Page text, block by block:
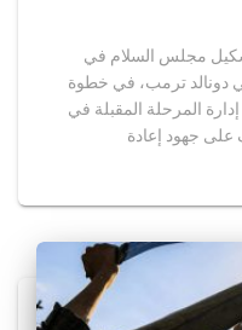
مجلس السلام في
دونالد ترمب، في خطوة
المرحلة المقبلة في
على جهود إعادة